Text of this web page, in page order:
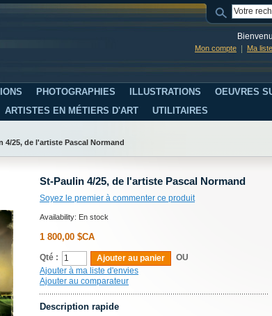
Mon compte Ma
PHOTOGRAPHIES ILLUSTRATIONS OEUVRES
ARTISTES EN MÉTIERS D'ART UTILITAIRES
4/25, de l'artiste Pascal Normand
St-Paulin 4/25, de l'artiste Pascal Normand
Soyez le premier à commenter ce produit
Availability: En stock
1 800,00 $CA
Qté : Ajouter au panier
OU
Ajouter à ma liste d'envies
Ajouter au comparateur
Description rapide